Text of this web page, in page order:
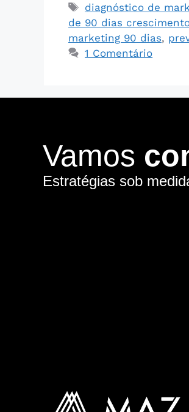
diagnóstico de
de 90 dias
marketing 90 dias,
1 Comentário
Vamos
Estratégias sob